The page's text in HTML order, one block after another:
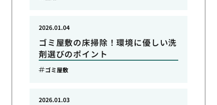
ゴミ屋敷の床掃除！環境に優しい洗
剤選びのポイント
2026.01.04
ゴミ屋敷
2026.01.03